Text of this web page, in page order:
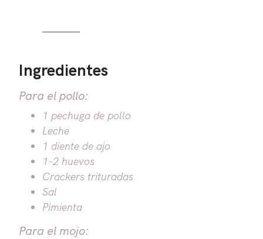
Ingredientes
Para el pollo:
1 pechuga de pollo
Leche
1 diente de ajo
1-2 huevos
Crackers trituradas
Sal
Pimienta
Para el mojo: